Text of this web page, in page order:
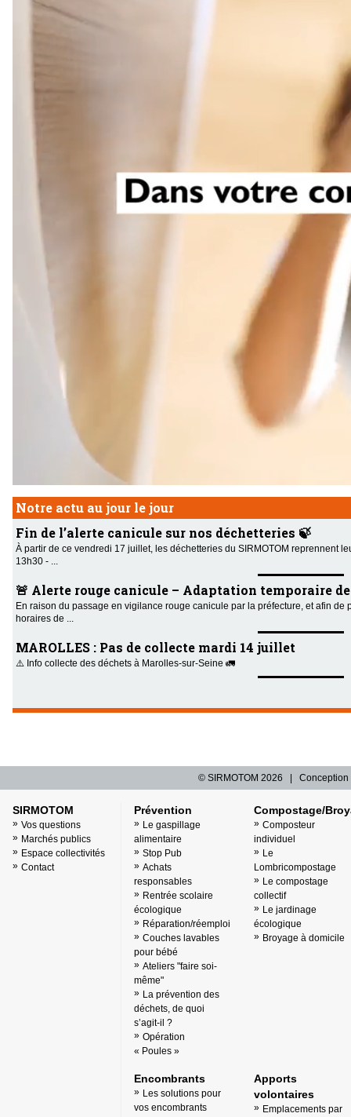
Notre actu au jour le jour
Fin de l’alerte canicule sur nos déchetteries 🍃
À partir de ce vendredi 17 juillet, les déchetteries du SIRMOTOM reprennent
13h30 - ...
🚨 Alerte rouge canicule – Adaptation temporaire
En raison du passage en vigilance rouge canicule par la préfecture, et afin
horaires de ...
MAROLLES : Pas de collecte mardi 14 juillet
⚠️ Info collecte des déchets à Marolles-sur-Seine 🚛
© SIRMOTOM 2026 | Conception
SIRMOTOM
Vos questions
Marchés publics
Espace collectivités
Contact
Prévention
Le gaspillage
alimentaire
Stop Pub
Achats
responsables
Rentrée scolaire
écologique
Réparation/réemploi
Couches lavables
pour bébé
Ateliers "faire soi-
même"
La prévention des
déchets, de quoi
s’agit-il ?
Opération
« Poules »
Compostage/
Composteur
individuel
Le
Lombricompostage
Le compostage
collectif
Le jardinage
écologique
Broyage à domicile
Encombrants
Les solutions pour
vos encombrants
Apports
volontaires
Emplacements par